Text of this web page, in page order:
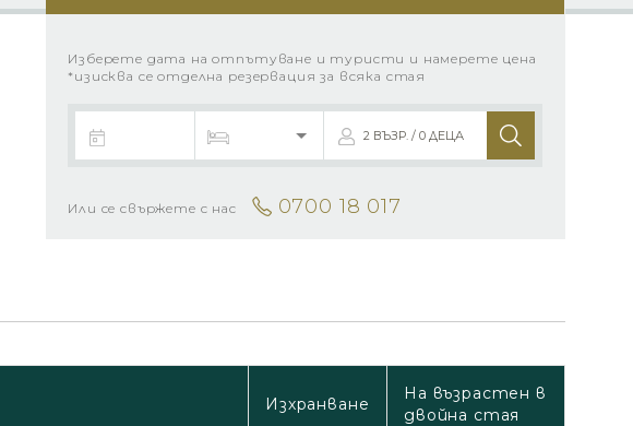
Изберете дата на отпътуване и туристи и намерете цена
*изисква се отделна резервация за всяка стая
2 ВЪЗР. / 0 ДЕЦА
Или се свържете с нас 0700 18 017
Изхранване
На възрастен в
двойна стая